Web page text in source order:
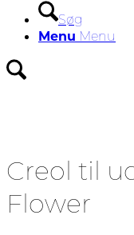
Søg
Menu Menu
Creol til
Flower